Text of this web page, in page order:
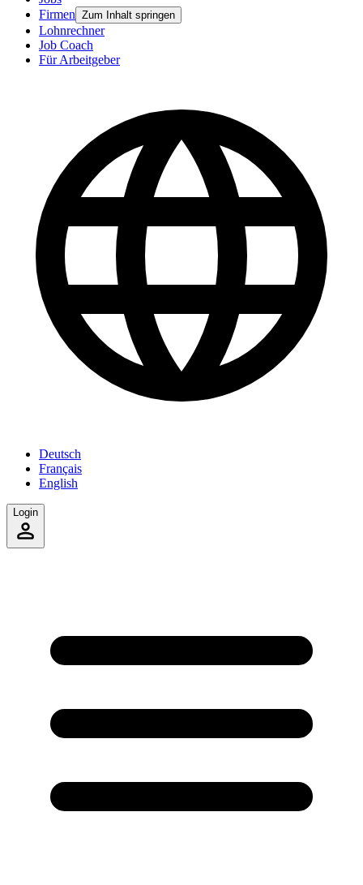
Firmen Zum Inhalt springen
Lohnrechner
Job Coach
Für Arbeitgeber
Deutsch
Français
English
Login